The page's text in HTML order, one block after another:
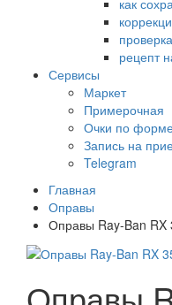
как
рецепт
Сервисы
Маркет
Примерочная
Очки по
Запись на
Telegram
Главная
Оправы
Оправы Ray-Ban RX